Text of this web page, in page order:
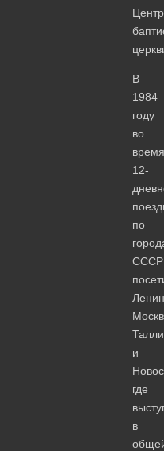
В
1984
году
во
время
12-
по
СССР
и
где
в